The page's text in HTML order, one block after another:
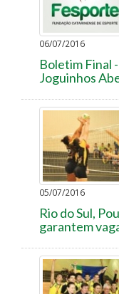
06/07/2016
Boletim Final
Joguinhos
05/07/2016
Rio do Sul,
garantem